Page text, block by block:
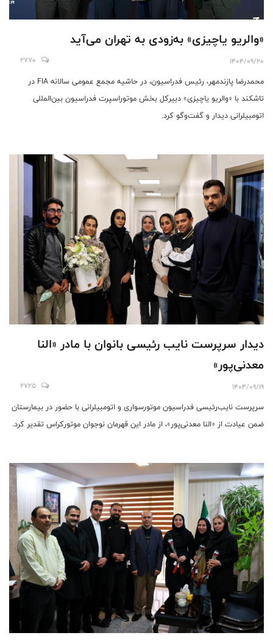
«والریو یاچیزی» به‌زودی به تهران می‌آید
1404/09/20
2770
محمدرضا پازندمهر، رئیس فدراسیون، در حاشیه مجمع عمومی سالانه FIA در
تاشکند با «والریو یاچیزی» دبیرکل بخش موتوراسپرت فدراسیون بین‌المللی
اتومبیلرانی دیدار و گفت‌وگو کرد.
دیدار سرپرست نایب رئیسی بانوان با مادر «النا
معدنی‌پور»
1404/09/19
2725
سرپرست نایب‌رئیسی فدراسیون موتورسواری و اتومبیلرانی با حضور در بیمارستان
ضمن عیادت از «النا معدنی‌پور»، از مادر این قهرمان نوجوان موتورکراس تقدیر کرد.